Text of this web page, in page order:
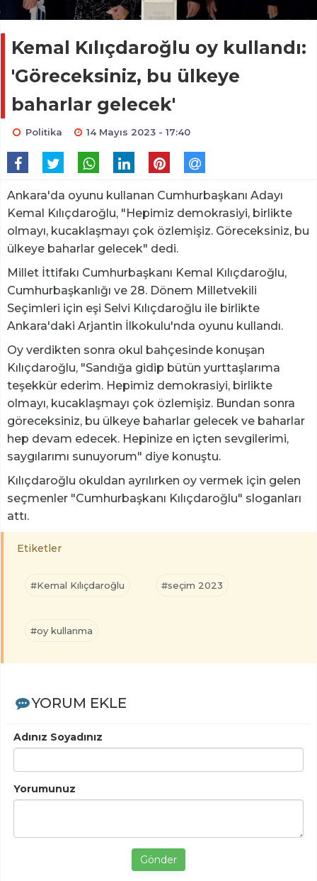
Kemal Kılıçdaroğlu oy kullandı:
'Göreceksiniz, bu ülkeye
baharlar gelecek'
Politika 14 Mayıs 2023 - 17:40
Ankara'da oyunu kullanan Cumhurbaşkanı Adayı
Kemal Kılıçdaroğlu, "Hepimiz demokrasiyi, birlikte
olmayı, kucaklaşmayı çok özlemişiz. Göreceksiniz, bu
ülkeye baharlar gelecek" dedi.
Millet İttifakı Cumhurbaşkanı Kemal Kılıçdaroğlu,
Cumhurbaşkanlığı ve 28. Dönem Milletvekili
Seçimleri için eşi Selvi Kılıçdaroğlu ile birlikte
Ankara'daki Arjantin İlkokulu'nda oyunu kullandı.
Oy verdikten sonra okul bahçesinde konuşan
Kılıçdaroğlu, "Sandığa gidip bütün yurttaşlarıma
teşekkür ederim. Hepimiz demokrasiyi, birlikte
olmayı, kucaklaşmayı çok özlemişiz. Bundan sonra
göreceksiniz, bu ülkeye baharlar gelecek ve baharlar
hep devam edecek. Hepinize en içten sevgilerimi,
saygılarımı sunuyorum" diye konuştu.
Kılıçdaroğlu okuldan ayrılırken oy vermek için gelen
seçmenler "Cumhurbaşkanı Kılıçdaroğlu" sloganları
attı.
Etiketler
#Kemal Kılıçdaroğlu #seçim 2023
#oy kullanma
YORUM EKLE
Adınız Soyadınız
Yorumunuz
Gönder